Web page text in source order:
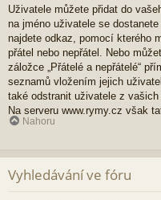
Uživatele můžete přidat do
na jméno uživatele se
najdete odkaz, pomocí kterého
přátel nebo nepřátel. Nebo
záložce „Přátelé a nepřátelé“
seznamů vložením jejich
také odstranit uživatele z vašich
Na serveru www.rymy.cz však
Nahoru
Vyhledávání ve fóru